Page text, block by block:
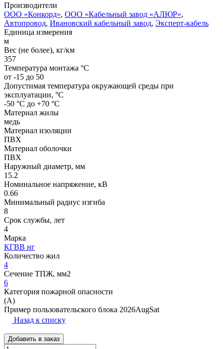
Производители
ООО «Конкорд», ООО «Кабельный завод «АЛЮР»,
Автопровод, Ивановский кабельный завод, Эксперт-кабель
Единица измерения
м
Вес (не более), кг/км
357
Температура монтажа °C
от -15 до 50
Допустимая температура окружающей среды при
эксплуатации, °C
-50 °С до +70 °С
Материал жилы
медь
Материал изоляции
ПВХ
Материал оболочки
ПВХ
Наружный диаметр, мм
15.2
Номинальное напряжение, кВ
0.66
Минимальный радиус изгиба
8
Срок службы, лет
4
Марка
КГВВ нг
Количество жил
4
Сечение ТПЖ, мм2
6
Категория пожарной опасности
(A)
Пример пользовательского блока 2026AugSat
Назад к списку
Добавить в заказ